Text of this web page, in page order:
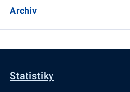
Archiv
Statistiky